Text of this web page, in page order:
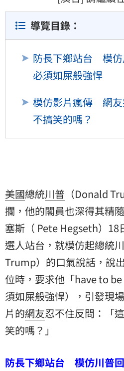
導覽目錄：
防長下鄉站台 模仿
必須如屎般強悍
模仿影片瘋傳 網友
不搞笑的嗎？
美國總統川普 （Donald
攔，他的閣員也深得其精
塞斯（ Pete Hegseth）18
選人站台，就模仿起總統
Trump）的口氣說話，說
位時，要求他「have to
須如屎般強悍），引發現
片的網友忍不住反問：「
笑的嗎？」
防長下鄉站台 模仿川普